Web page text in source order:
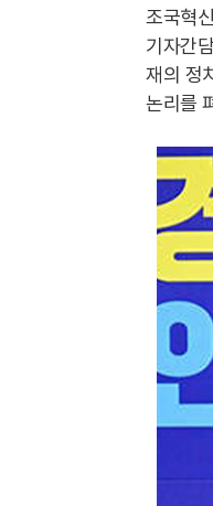
조국혁
기자간
재의 정
논리를